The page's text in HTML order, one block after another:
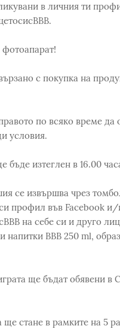
в личния ти
с покупка на
по всяко време да
условия.
бъде изтеглен в 16.00
се извършва чрез
профил във Facebook
на себе си и друго
напитки ВВВ 250 ml,
ще бъдат обявени в
ще стане в рамките на 5